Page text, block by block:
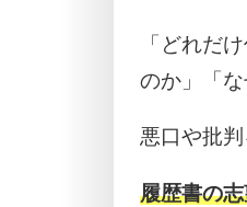
「どれだ
のか」「
悪口や批
履歴書の